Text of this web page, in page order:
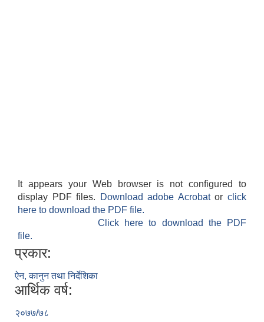
It appears your Web browser is not configured to
display PDF files.
Download adobe Acrobatorclick
here to download the PDF file.
Click here to download the PDF
file.
प्रकार:
ऐन, कानुन तथा निर्देशिका
आर्थिक वर्ष:
२०७७/७८